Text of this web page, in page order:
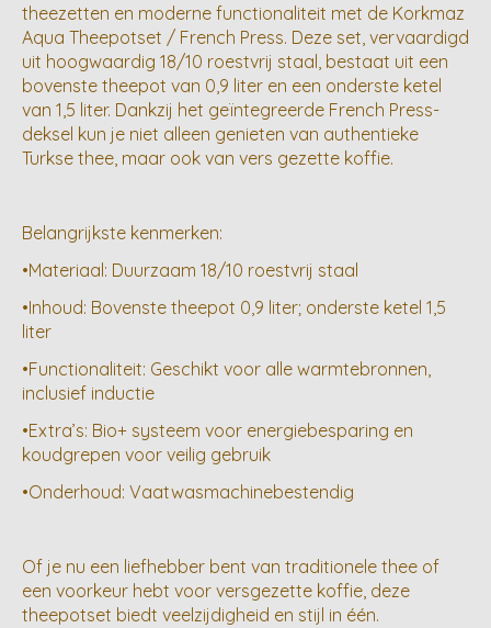
theezetten en moderne functionaliteit met de Korkmaz
Aqua Theepotset / French Press. Deze set, vervaardigd
uit hoogwaardig 18/10 roestvrij staal, bestaat uit een
bovenste theepot van 0,9 liter en een onderste ketel
van 1,5 liter. Dankzij het geïntegreerde French Press-
deksel kun je niet alleen genieten van authentieke
Turkse thee, maar ook van vers gezette koffie.
Belangrijkste kenmerken:
•Materiaal: Duurzaam 18/10 roestvrij staal
•Inhoud: Bovenste theepot 0,9 liter; onderste ketel 1,5
liter
•Functionaliteit: Geschikt voor alle warmtebronnen,
inclusief inductie
•Extra’s: Bio+ systeem voor energiebesparing en
koudgrepen voor veilig gebruik
•Onderhoud: Vaatwasmachinebestendig
Of je nu een liefhebber bent van traditionele thee of
een voorkeur hebt voor versgezette koffie, deze
theepotset biedt veelzijdigheid en stijl in één.